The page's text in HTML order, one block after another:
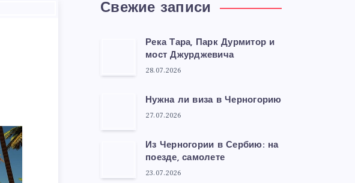
Свежие записи
Река Тара, Парк Дурмитор и
мост Джурджевича
28.07.2026
Нужна ли виза в Черногорию
27.07.2026
Из Черногории в Сербию: на
поезде, самолете
23.07.2026